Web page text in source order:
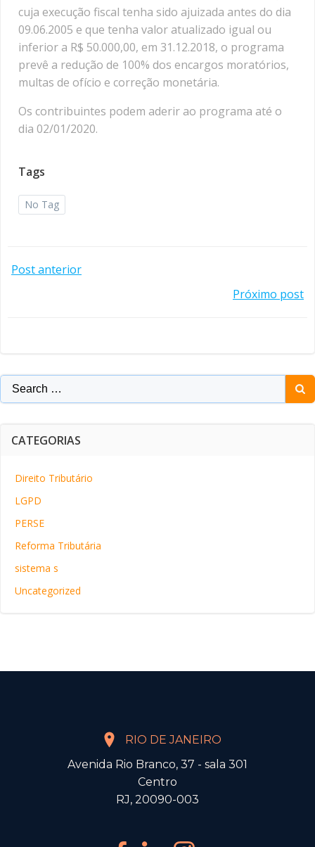
cuja execução fiscal tenha sido ajuizada antes do dia
09.06.2005 e que tenha valor atualizado igual ou
inferior a R$ 50.000,00, em 31.12.2018, o programa
prevê a redução de 100% dos encargos moratórios,
multas de ofício e correção monetária.
Os contribuintes podem aderir ao programa até o
dia 02/01/2020.
Tags
No Tag
Navegação
Post anterior
Post
Próximo post
Search
for:
CATEGORIAS
Direito Tributário
LGPD
PERSE
Reforma Tributária
sistema s
Uncategorized
RIO DE JANEIRO
Avenida Rio Branco, 37 - sala 301
Centro
RJ, 20090-003